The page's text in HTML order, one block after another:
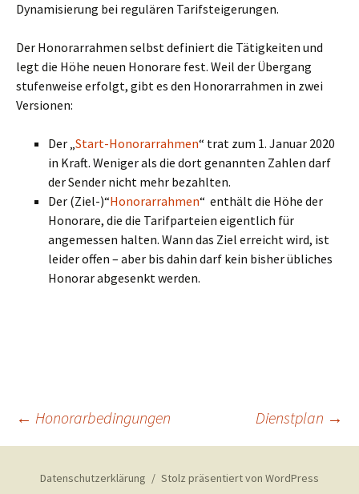
Dynamisierung bei regulären Tarifsteigerungen.
Der Honorarrahmen selbst definiert die Tätigkeiten und
legt die Höhe neuen Honorare fest. Weil der Übergang
stufenweise erfolgt, gibt es den Honorarrahmen in zwei
Versionen:
Der „Start-Honorarrahmen“ trat zum 1. Januar 2020
in Kraft. Weniger als die dort genannten Zahlen darf
der Sender nicht mehr bezahlten.
Der (Ziel-)“Honorarrahmen“ enthält die Höhe der
Honorare, die die Tarifparteien eigentlich für
angemessen halten. Wann das Ziel erreicht wird, ist
leider offen – aber bis dahin darf kein bisher übliches
Honorar abgesenkt werden.
Beitragsnavigation
← Honorarbedingungen Dienstplan →
Datenschutzerklärung Stolz präsentiert von WordPress